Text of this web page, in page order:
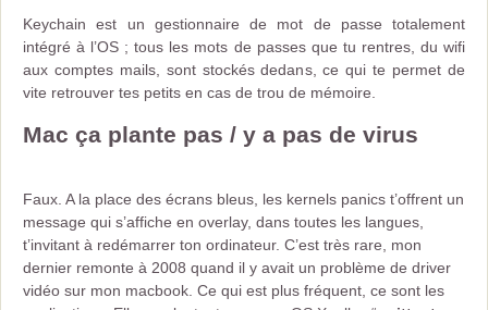
Keychain est un gestionnaire de mot de passe totalement
intégré à l’OS ; tous les mots de passes que tu rentres, du wifi
aux comptes mails, sont stockés dedans, ce qui te permet de
vite retrouver tes petits en cas de trou de mémoire.
Mac ça plante pas / y a pas de virus
Faux. A la place des écrans bleus, les kernels panics t’offrent un
message qui s’affiche en overlay, dans toutes les langues,
t’invitant à redémarrer ton ordinateur. C’est très rare, mon
dernier remonte à 2008 quand il y avait un problème de driver
vidéo sur mon macbook. Ce qui est plus fréquent, ce sont les